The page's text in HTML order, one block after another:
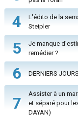
4
L'édito de la
Steipler
5
Je manque
remédier ?
6 DERNIERS
7
Assister à un
et séparé pour
DAYAN)